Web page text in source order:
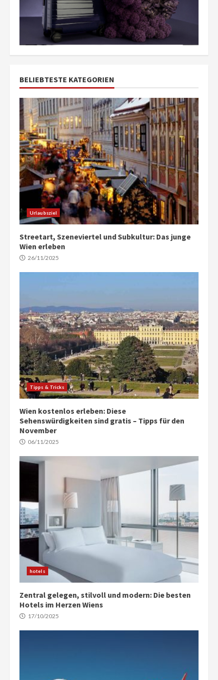
BELIEBTESTE KATEGORIEN
Urlaubsziel
Streetart, Szeneviertel und Subkultur: Das junge
Wien erleben
26/11/2025
Tipps & Tricks
Wien kostenlos erleben: Diese
Sehenswürdigkeiten sind gratis – Tipps für den
November
06/11/2025
hotels
Zentral gelegen, stilvoll und modern: Die besten
Hotels im Herzen Wiens
17/10/2025